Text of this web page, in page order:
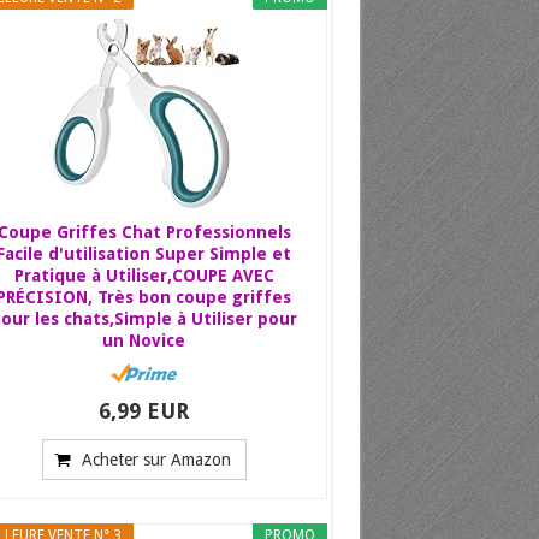
Coupe Griffes Chat Professionnels
d'utilisation Super Simple et
Pratique à Utiliser,COUPE AVEC
Très bon coupe griffes
les chats,Simple à Utiliser pour
un Novice
6,99 EUR
Acheter sur Amazon
PROMO
VENTE N° 3